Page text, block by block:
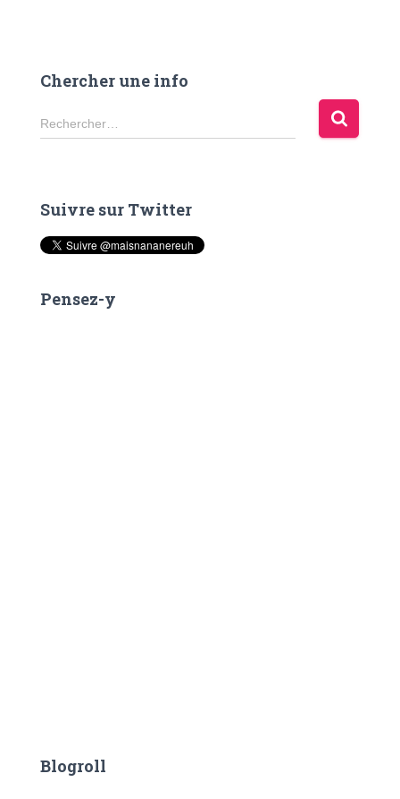
Chercher une info
R
e
r
c
h
r
Rechercher…
Suivre sur Twitter
Pensez-y
Blogroll